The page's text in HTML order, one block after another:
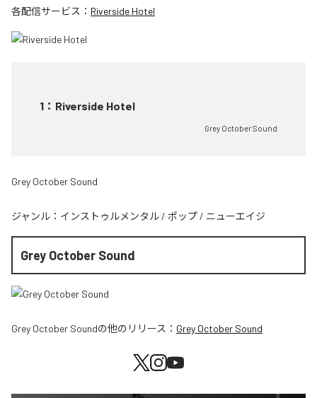
各配信サービス： Riverside Hotel
1 ： Riverside Hotel
Grey October Sound
Grey October Sound
ジャンル： インストゥルメンタル / ポップ / ニューエイジ
Grey October Sound
Grey October Soundの他のリリース： Grey October Sound